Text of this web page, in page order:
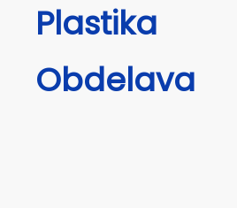
Plastika
Obdelava